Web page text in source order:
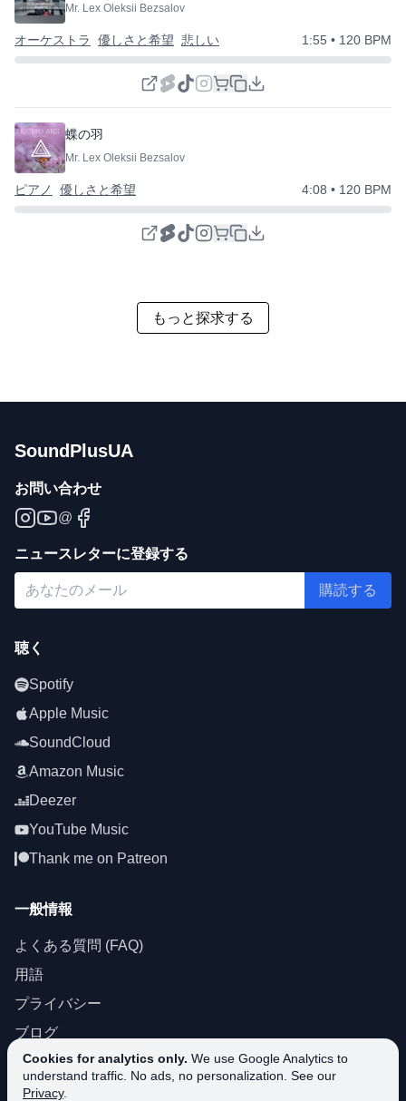
Cookies for analytics only. We use Google Analytics to
understand traffic. No ads, no personalization. See our
Privacy.
Mr. Lex Oleksii Bezsalov
オーケストラ 優しさと希望 悲しい 1:55 • 120 BPM
蝶の羽
Mr. Lex Oleksii Bezsalov
ピアノ 優しさと希望 4:08 • 120 BPM
もっと探求する
SoundPlusUA
お問い合わせ
@
ニュースレターに登録する
購読する
聴く
Spotify
Apple Music
SoundCloud
Amazon Music
Deezer
YouTube Music
Thank me on Patreon
一般情報
よくある質問 (FAQ)
用語
プライバシー
ブログ
About SoundPlusUA
サポート